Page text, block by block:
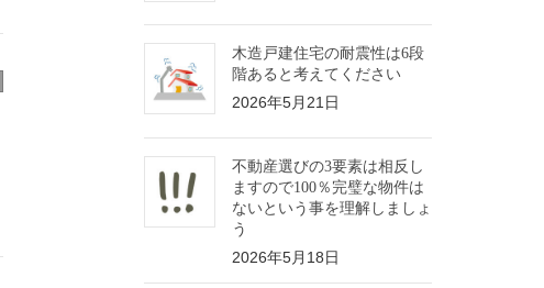
木造戸建住宅の耐震性は6段
階あると考えてください
2026年5月21日
不動産選びの3要素は相反し
ますので100％完璧な物件は
ないという事を理解しましょ
う
2026年5月18日